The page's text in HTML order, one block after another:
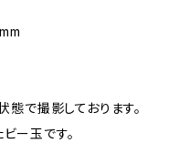
で撮影しております。
ー玉です。